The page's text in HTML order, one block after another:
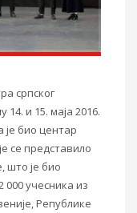
српског
14. и 15. маја 2016.
био центар
се представило
што је био
000 учесника из
Републике